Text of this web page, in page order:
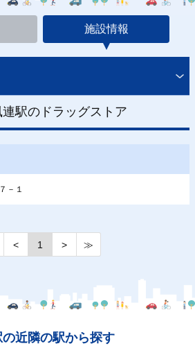
施設情報
駅のドラッグストア
－１
< 1 > ≫
の近隣の駅から探す